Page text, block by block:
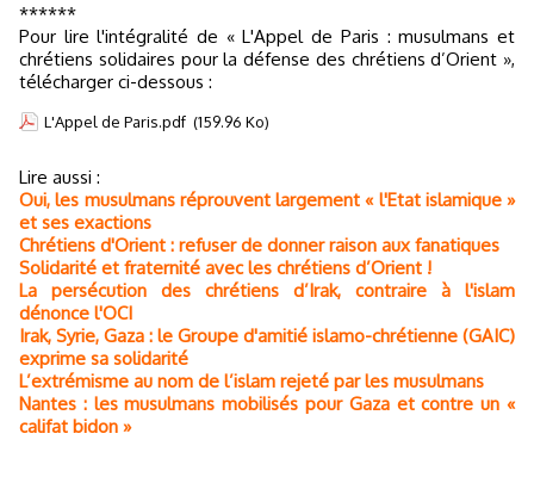
******
Pour lire l'intégralité de « L'Appel de Paris : musulmans et
chrétiens solidaires pour la défense des chrétiens d’Orient »,
télécharger ci-dessous :
L'Appel de Paris.pdf (159.96 Ko)
Lire aussi :
Oui, les musulmans réprouvent largement « l'Etat islamique »
et ses exactions
Chrétiens d'Orient : refuser de donner raison aux fanatiques
Solidarité et fraternité avec les chrétiens d’Orient !
La persécution des chrétiens d’Irak, contraire à l'islam
dénonce l'OCI
Irak, Syrie, Gaza : le Groupe d'amitié islamo-chrétienne (GAIC)
exprime sa solidarité
L’extrémisme au nom de l’islam rejeté par les musulmans
Nantes : les musulmans mobilisés pour Gaza et contre un «
califat bidon »